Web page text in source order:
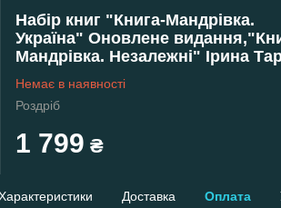
Набір книг "Книга-Мандрівка.
Україна" Оновлене
Мандрівка. Незалежні" Ірина
Немає в наявності
Роздріб
1 799 ₴
Доставка Оплата